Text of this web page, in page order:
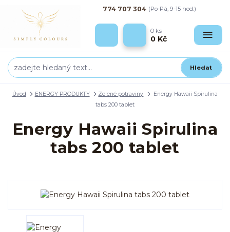
Hledat
774 707 304 (Po-Pá, 9-15 hod.)
0 ks
0 Kč
Úvod ENERGY PRODUKTY Zelené potraviny
Energy Hawaii Spirulina
tabs 200 tablet
Energy Hawaii Spirulina
tabs 200 tablet